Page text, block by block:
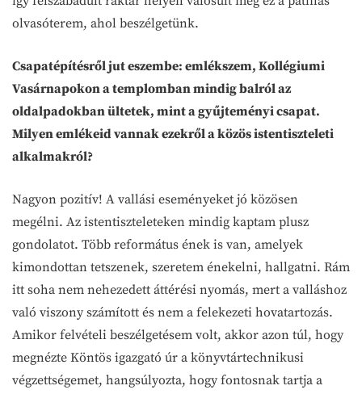
olvasóterem, ahol beszélgetünk.
Csapatépítésről jut eszembe: emlékszem, Kollégiumi
Vasárnapokon a templomban mindig balról az
oldalpadokban ültetek, mint a gyűjteményi csapat.
Milyen emlékeid vannak ezekről a közös istentiszteleti
alkalmakról?
Nagyon pozitív! A vallási eseményeket jó közösen
megélni. Az istentiszteleteken mindig kaptam plusz
gondolatot. Több református ének is van, amelyek
kimondottan tetszenek, szeretem énekelni, hallgatni. Rám
itt soha nem nehezedett áttérési nyomás, mert a valláshoz
való viszony számított és nem a felekezeti hovatartozás.
Amikor felvételi beszélgetésem volt, akkor azon túl, hogy
megnézte Köntös igazgató úr a könyvtártechnikusi
végzettségemet, hangsúlyozta, hogy fontosnak tartja a